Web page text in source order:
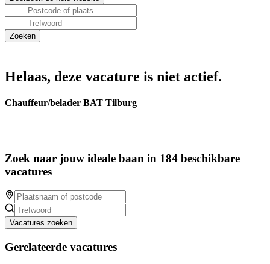
Helaas, deze vacature is niet actief.
Chauffeur/belader BAT Tilburg
Zoek naar jouw ideale baan in 184 beschikbare
vacatures
Vacatures zoeken
Gerelateerde vacatures